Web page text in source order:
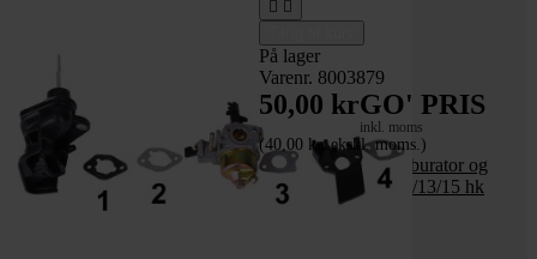
 
På lager
Varenr. 8003879
50,00 krGO' PRIS
inkl. moms
(40,00 kr. ekskl. moms.)
Pakning mellem karburator og
luftfilter - gummi - 9/13/15 hk